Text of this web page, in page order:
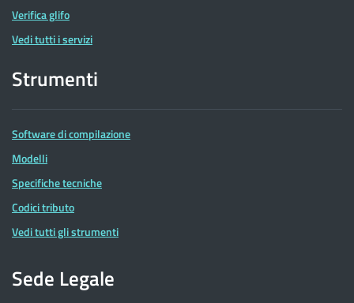
Verifica glifo
Vedi tutti i servizi
Strumenti
Software di compilazione
Modelli
Specifiche tecniche
Codici tributo
Vedi tutti gli strumenti
Sede Legale